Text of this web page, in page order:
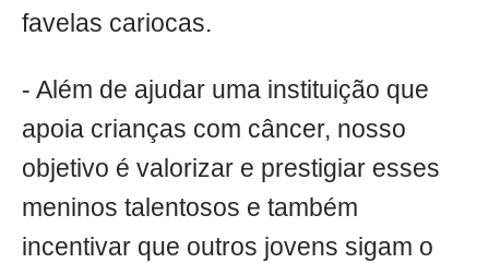
favelas cariocas.
- Além de ajudar uma instituição que
apoia crianças com câncer, nosso
objetivo é valorizar e prestigiar esses
meninos talentosos e também
incentivar que outros jovens sigam o